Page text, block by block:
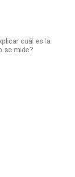
cuál es la
se mide?